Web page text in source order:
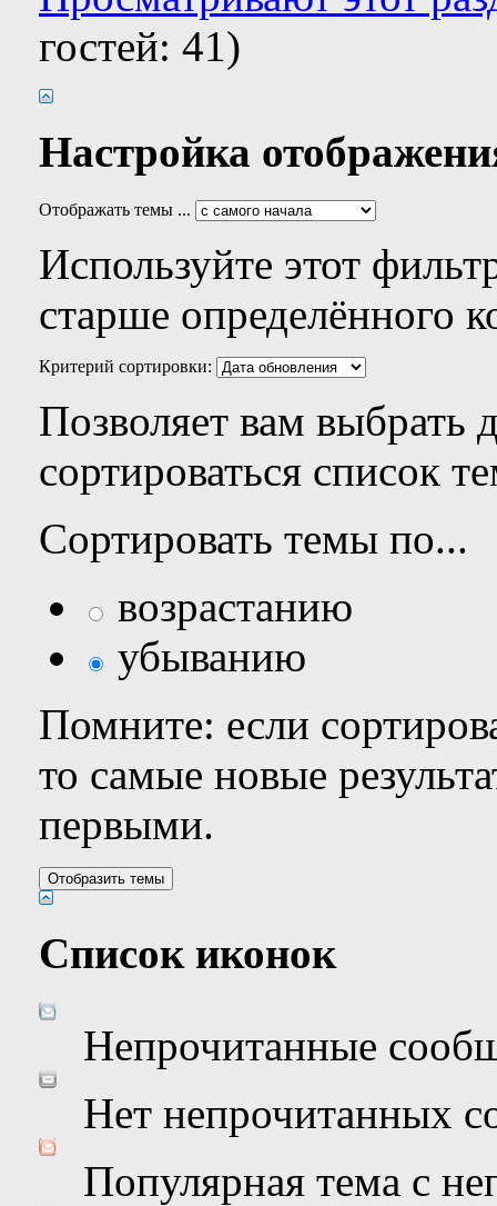
гостей: 41)
Настройка
Отображать темы ...
Используйте этот
старше определённого
Критерий сортировки:
Позволяет вам выбрать
сортироваться список
Сортировать темы по...
возрастанию
убыванию
Помните: если
то самые новые
первыми.
Список иконок
Непрочитанные
Нет непрочитанных
Популярная тема с